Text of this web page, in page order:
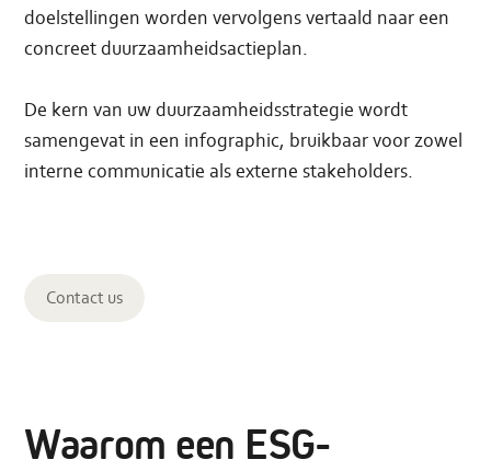
doelstellingen worden vervolgens vertaald naar een
concreet duurzaamheidsactieplan.
De kern van uw duurzaamheidsstrategie wordt
samengevat in een infographic, bruikbaar voor zowel
interne communicatie als externe stakeholders.
Contact us
Waarom een ESG-